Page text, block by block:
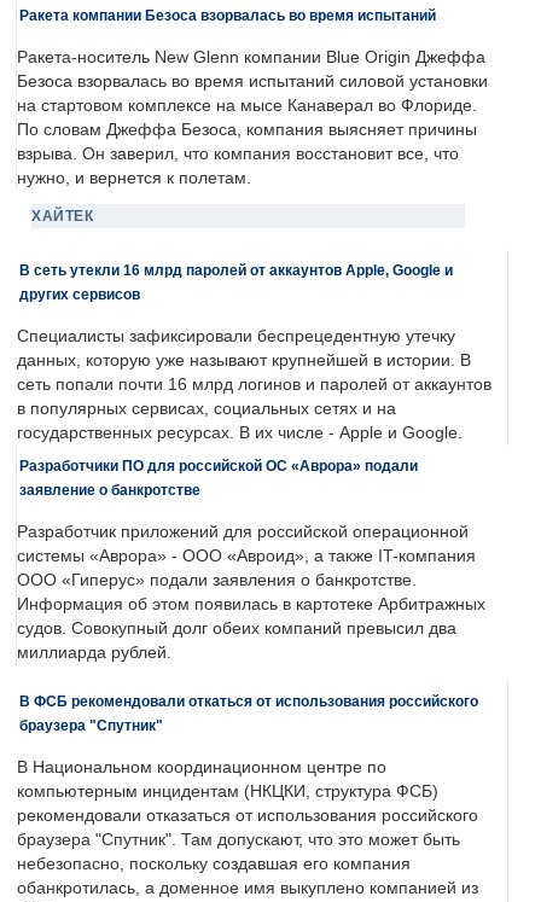
Ракета компании Безоса взорвалась во время испытаний
Ракета-носитель New Glenn компании Blue Origin Джеффа
Безоса взорвалась во время испытаний силовой установки
на стартовом комплексе на мысе Канаверал во Флориде.
По словам Джеффа Безоса, компания выясняет причины
взрыва. Он заверил, что компания восстановит все, что
нужно, и вернется к полетам.
ХАЙТЕК
В сеть утекли 16 млрд паролей от аккаунтов Apple, Google и
других сервисов
Специалисты зафиксировали беспрецедентную утечку
данных, которую уже называют крупнейшей в истории. В
сеть попали почти 16 млрд логинов и паролей от аккаунтов
в популярных сервисах, социальных сетях и на
государственных ресурсах. В их числе - Apple и Google.
Разработчики ПО для российской ОС «Аврора» подали
заявление о банкротстве
Разработчик приложений для российской операционной
системы «Аврора» - ООО «Авроид», а также IT-компания
ООО «Гиперус» подали заявления о банкротстве.
Информация об этом появилась в картотеке Арбитражных
судов. Совокупный долг обеих компаний превысил два
миллиарда рублей.
В ФСБ рекомендовали откаться от использования российского
браузера "Спутник"
В Национальном координационном центре по
компьютерным инцидентам (НКЦКИ, структура ФСБ)
рекомендовали отказаться от использования российского
браузера "Спутник". Там допускают, что это может быть
небезопасно, поскольку создавшая его компания
обанкротилась, а доменное имя выкуплено компанией из